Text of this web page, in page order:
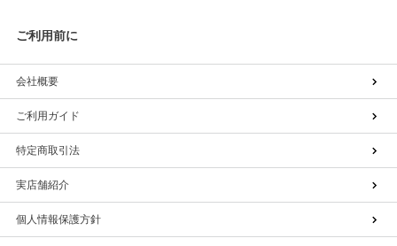
ご利用前に
会社概要
ご利用ガイド
特定商取引法
実店舗紹介
個人情報保護方針